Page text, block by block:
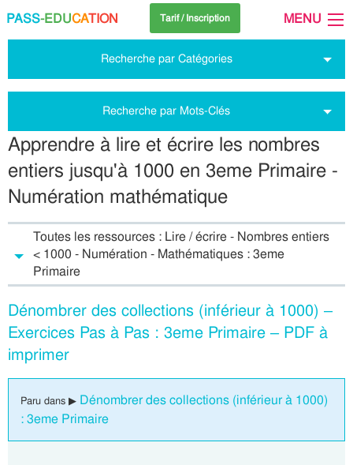
PASS-EDUCATION Tarif / Inscription MENU
Recherche par Catégories
Recherche par Mots-Clés
Apprendre à lire et écrire les nombres
entiers jusqu'à 1000 en 3eme Primaire -
Numération mathématique
Toutes les ressources : Lire / écrire - Nombres entiers
< 1000 - Numération - Mathématiques : 3eme
Primaire
Dénombrer des collections (inférieur à 1000) –
Exercices Pas à Pas : 3eme Primaire – PDF à
imprimer
Paru dans ▶ Dénombrer des collections (inférieur à 1000)
: 3eme Primaire